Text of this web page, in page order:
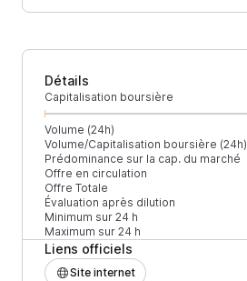
Détails
Capitalisation boursière
Volume (24h)
Volume/Capitalisation boursière (24h)
Prédominance sur la cap. du marché
Offre en circulation
Offre Totale
Évaluation après dilution
Minimum sur 24 h
Maximum sur 24 h
Liens officiels
Site internet